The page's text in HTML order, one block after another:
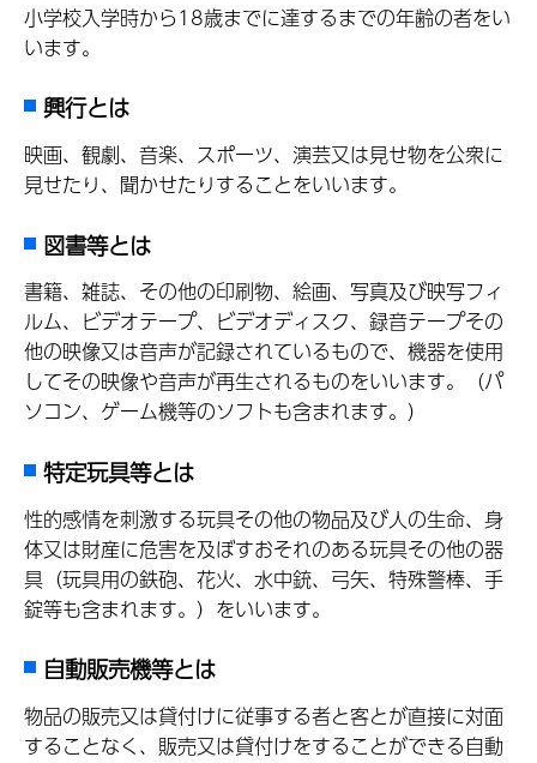
小学校入学時から18歳までに達するまでの年齢の者をい
います。
興行とは
映画、観劇、音楽、スポーツ、演芸又は見せ物を公衆に
見せたり、聞かせたりすることをいいます。
図書等とは
書籍、雑誌、その他の印刷物、絵画、写真及び映写フィ
ルム、ビデオテープ、ビデオディスク、録音テープその
他の映像又は音声が記録されているもので、機器を使用
してその映像や音声が再生されるものをいいます。（パ
ソコン、ゲーム機等のソフトも含まれます。）
特定玩具等とは
性的感情を刺激する玩具その他の物品及び人の生命、身
体又は財産に危害を及ぼすおそれのある玩具その他の器
具（玩具用の鉄砲、花火、水中銃、弓矢、特殊警棒、手
錠等も含まれます。）をいいます。
自動販売機等とは
物品の販売又は貸付けに従事する者と客とが直接に対面
することなく、販売又は貸付けをすることができる自動